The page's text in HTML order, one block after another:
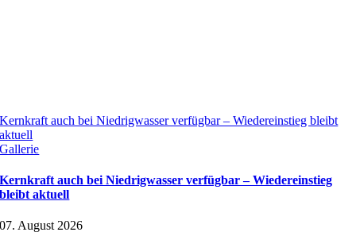
Kernkraft auch bei Niedrigwasser verfügbar – Wiedereinstieg bleibt
aktuell
Gallerie
Kernkraft auch bei Niedrigwasser verfügbar – Wiedereinstieg
bleibt aktuell
07. August 2026